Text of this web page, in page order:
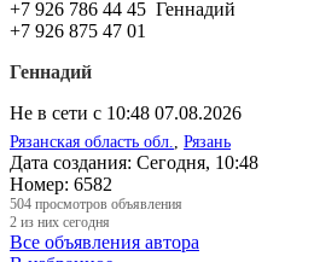
+7 926 786 44 45 Геннадий
+7 926 875 47 01
Геннадий
Не в сети с 10:48 07.08.2026
Рязанская область обл. Рязань
Дата создания: Сегодня, 10:48
Номер: 6582
504 просмотров объявления
2 из них сегодня
Все объявления автора